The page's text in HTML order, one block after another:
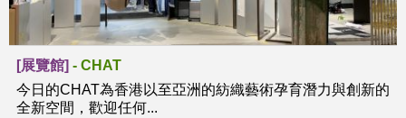
[展覽館] - CHAT
今日的CHAT為香港以至亞洲的紡織藝術孕育潛力與創新的
全新空間，歡迎任何...